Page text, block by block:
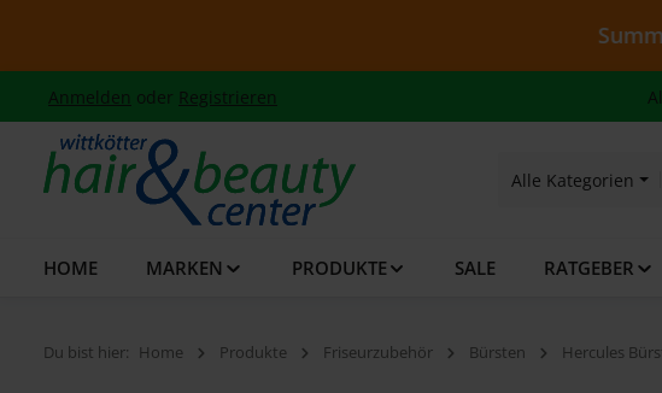
Summer
Anmelden oder Registrieren
Alle Kategorien
HOME MARKEN PRODUKTE SALE RATGEBER
Du bist hier: Home Produkte Friseurzubehör Bürsten Hercules